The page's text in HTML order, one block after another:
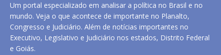
Um portal especializado em analisar a política no Brasil e no
mundo. Veja o que acontece de importante no Planalto,
Congresso e Judiciário. Além de notícias importantes no
Executivo, Legislativo e Judiciário nos estados, Distrito Federal
e Goiás.